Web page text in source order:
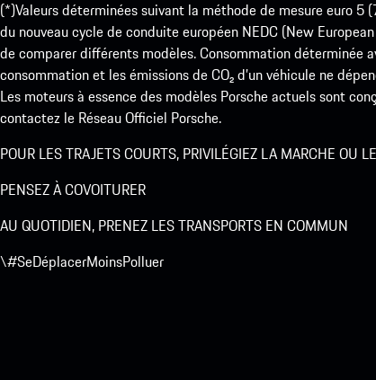
(*)Valeurs déterminées suivant la méthode de mesure
du nouveau cycle de conduite européen NEDC (New
de comparer différents modèles. Consommation déterminée
consommation et les émissions de CO₂ d’un véhicule ne
Les moteurs à essence des modèles Porsche actuels sont
contactez le Réseau Officiel Porsche.
POUR LES TRAJETS COURTS, PRIVILÉGIEZ LA MARCHE OU
PENSEZ À COVOITURER
AU QUOTIDIEN, PRENEZ LES TRANSPORTS EN COMMUN
\#SeDéplacerMoinsPolluer